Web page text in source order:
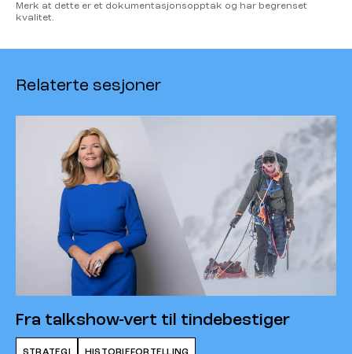
Merk at dette er et dokumentasjonsopptak og har begrenset
kvalitet.
Relaterte sesjoner
Fra talkshow-vert til tindebestiger
STRATEGI HISTORIEFORTELLING